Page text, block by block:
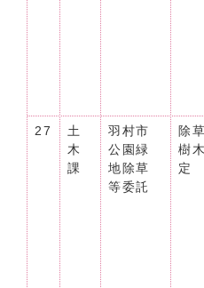
27
土
木
課
羽村市
公園緑
地除草
等委託
除
樹
定